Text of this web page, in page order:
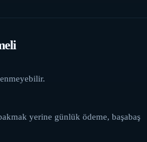
yerine günlük ödeme, başabaş